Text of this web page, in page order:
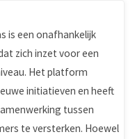
is een onafhankelijk
zich inzet voor een
Het platform
initiatieven en heeft
tussen
te versterken. Hoewel